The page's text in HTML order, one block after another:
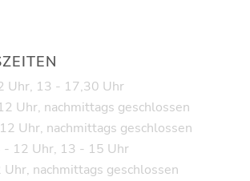
Uhr, 13 - 17,30 Uhr
Uhr, nachmittags geschlossen
Uhr, nachmittags geschlossen
- 12 Uhr, 13 - 15 Uhr
nachmittags geschlossen